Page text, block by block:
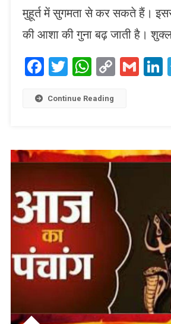
मुहूर्त में सुगमता से कर सकते हैं।
की आशा की गुना बढ़ जाती है। शुक्ल
Facebook
TwitterCopy
Continue Reading